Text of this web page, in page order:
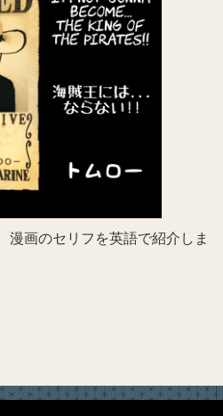
漫画のセリフを英語で紹介しま